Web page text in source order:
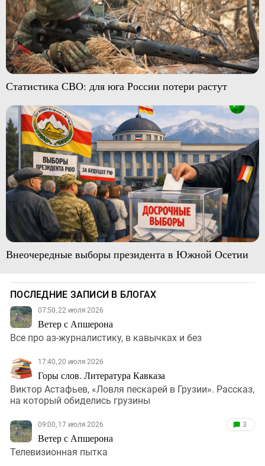
Статистика СВО: для юга России потери растут
Внеочередные выборы президента в Южной Осетии
ПОСЛЕДНИЕ ЗАПИСИ В БЛОГАХ
07:50, 22 июля 2026
Ветер с Апшерона
Все про аз-журналистику, в кавычках и без
17:40, 20 июля 2026
Горы слов. Литература Кавказа
Виктор Астафьев, «Ловля пескарей в Грузии». Рассказ,
на который обиделись грузины
09:00, 17 июля 2026
Ветер с Апшерона
3
Телевизионная пытка